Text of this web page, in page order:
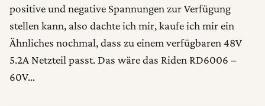
positive und negative Spannungen zur Verfügung
stellen kann, also dachte ich mir, kaufe ich mir ein
Ähnliches nochmal, dass zu einem verfügbaren 48V
5.2A Netzteil passt. Das wäre das Riden RD6006 –
60V…